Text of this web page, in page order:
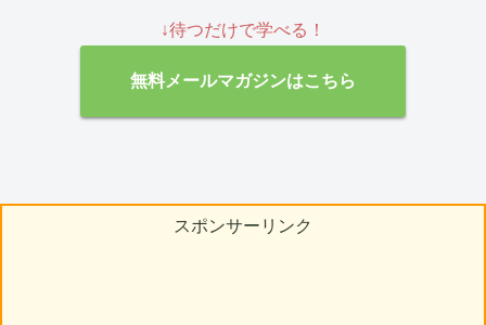
↓待つだけで学べる！
無料メールマガジンはこちら
スポンサーリンク